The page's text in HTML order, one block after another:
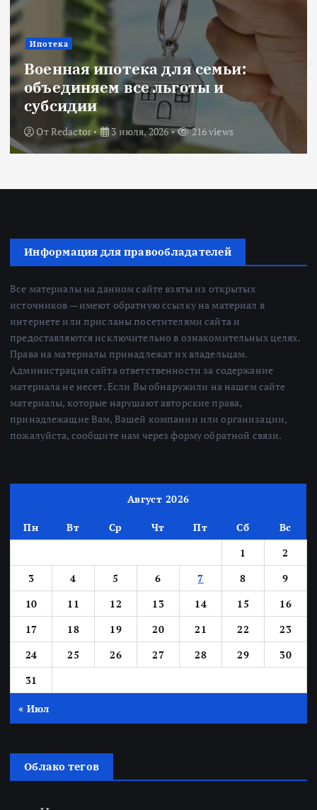
Ипотека
Военная ипотека для семьи:
объединяем все льготы и
субсидии
ОтRedactor 3 июля, 2026 216 views
Информация для правообладателей
Все материалы на данном сайте взяты из открытых
источников — имеют обратную ссылку на материал в
интернете или присланы посетителями сайта и
предоставляются исключительно в ознакомительных целях.
Права на материалы принадлежат их владельцам.
Администрация сайта ответственности за содержание
материала не несет. Если Вы обнаружили на нашем сайте
материалы, которые нарушают авторские права,
принадлежащие Вам, Вашей компании или организации,
пожалуйста, сообщите нам через форму обратной связи.
Август 2026
Пн Вт Ср Чт Пт Сб
Вс
1
2
3
4 5 6 7 8
9
10
11 12 13 14 15
16
17
18 19 20 21 22
23
24
25 26 27 28 29
30
31
« Июл
Облако тегов